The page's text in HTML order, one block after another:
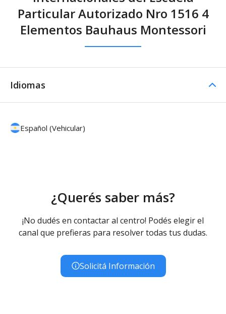
Particular Autorizado Nro 1516 4
Elementos Bauhaus Montessori
Idiomas
Español (Vehicular)
¿Querés saber más?
¡No dudés en contactar al centro! Podés elegir el
canal que prefieras para resolver todas tus dudas.
Solicitá Información